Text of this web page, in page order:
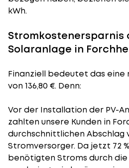
kWh.
Stromkostenersparnis
Solaranlage in
Finanziell bedeutet das eine
von 136,80 €. Denn:
Vor der Installation der PV-
zahlten unsere Kunden in
durchschnittlichen Abschlag
Stromversorger. Da jetzt 72
benötigten Stroms durch die